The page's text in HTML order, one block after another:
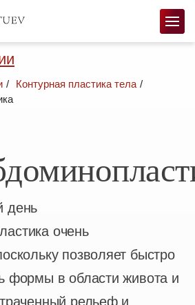
контурная пластика тела
день
очень
позволяет быстро
формы в области живота и
рельеф и